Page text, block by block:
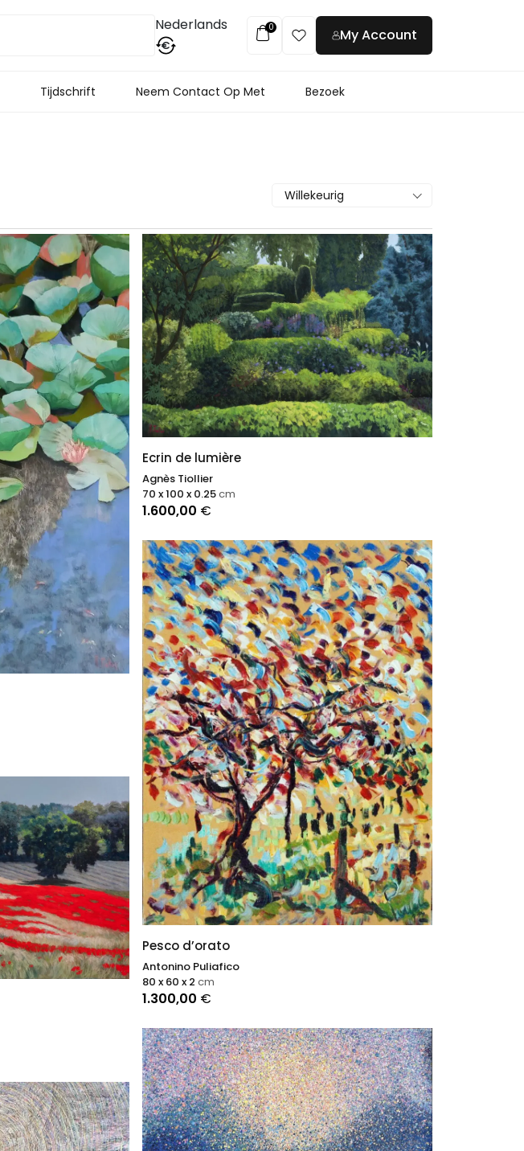
Nederlands
€
0 My Account
Tijdschrift Neem Contact Op Met Bezoek
Willekeurig
Ecrin de lumière
Agnès Tiollier
1.600,00 €
70 x 100 x 0.25cm
Pesco d’orato
Antonino Puliafico
1.300,00 €
80 x 60 x 2 cm